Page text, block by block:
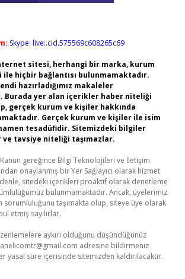
Skype: live:.cid.575569c608265c69
sitesi, herhangi bir marka, kurum
ile hiçbir bağlantısı bulunmamaktadır.
hazırladığımız makaleler
Burada yer alan içerikler haber niteliği
gerçek kurum ve kişiler hakkında
Gerçek kurum ve kişiler ile isim
tesadüfidir. Sitemizdeki bilgiler
tavsiye niteliği taşımazlar.
Kanun gereğince Bilgi Teknolojileri ve İletişim
onaylanmış bir Yer Sağlayıcı olarak hizmet
sitedeki içerikleri proaktif olarak denetleme
bulunmamaktadır. Ancak, üyelerimiz
sorumluluğunu taşımakta olup, siteye üye olarak
etmiş sayılırlar.
aykırı olduğunu düşündüğünüz
adresine bildirmeniz
yasal süre içerisinde sitemizden kaldırılacaktır.